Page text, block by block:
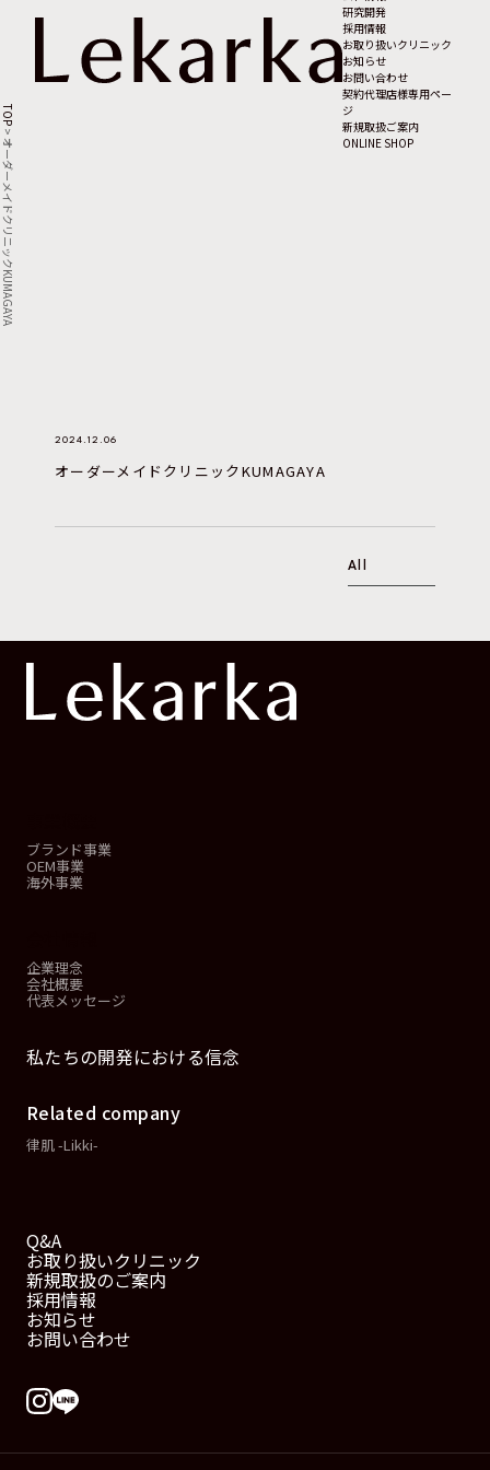
研究開発
採用情報
お取り扱いクリニック
お知らせ
お問い合わせ
契約代理店様専用ペー
ジ
新規取扱ご案内
ONLINE SHOP
TOP
>
オーダーメイドクリニックKUMAGAYA
2024.12.06
オーダーメイドクリニックKUMAGAYA
All
ブランド事業
OEM事業
海外事業
企業理念
会社概要
代表メッセージ
私たちの開発における信念
Related company
律肌 -Likki-
Q&A
お取り扱いクリニック
新規取扱のご案内
採用情報
お知らせ
お問い合わせ